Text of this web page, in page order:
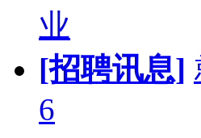
业
[招聘讯息]
6